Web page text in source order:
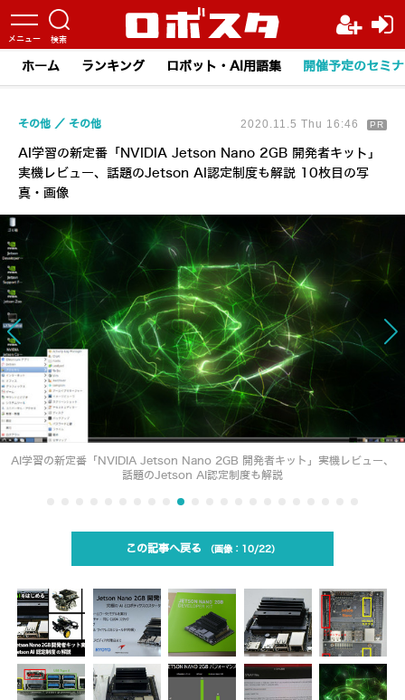
ホーム ランキング ロボット・AI用語集 開催予定のセミ
AI学習の新定番「NVIDIA Jetson Nano 2GB 開発者キット」
実機レビュー、話題のJetson AI認定制度も解説 10枚目の写
真・画像
その他 その他 2020.11.5 Thu 16:46 PR
AI学習の新定番「NVIDIA Jetson Nano 2GB 開発者キット」実機レビュー、
話題のJetson AI認定制度も解説
この記事へ戻る 10/22